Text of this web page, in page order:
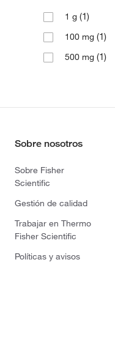
1 g (1)
100 mg (1)
500 mg (1)
Sobre nosotros
Sobre Fisher
Scientific
Gestión de calidad
Trabajar en Thermo
Fisher Scientific
Políticas y avisos